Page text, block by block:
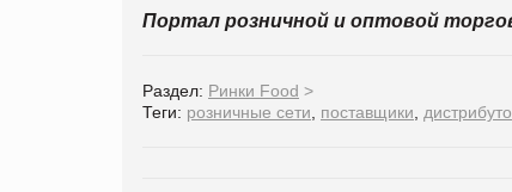
Портал розничной и оптовой
Раздел: Ринки Food >
Теги: розничные сети поставщики